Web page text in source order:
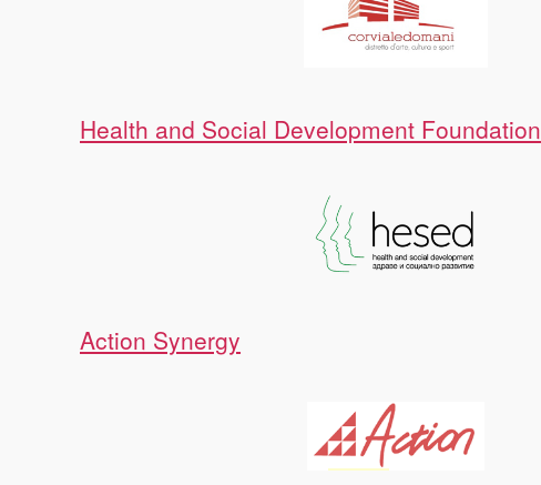
Health and Social Development Foundation
Action Synergy